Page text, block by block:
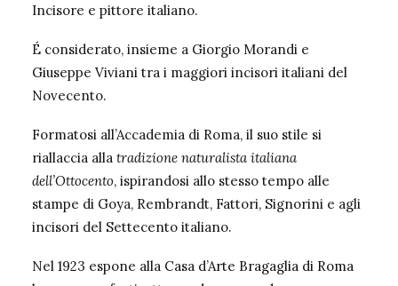
Incisore e pittore italiano.
É considerato, insieme a Giorgio Morandi e
Giuseppe Viviani tra i maggiori incisori italiani del
Novecento.
Formatosi all’Accademia di Roma, il suo stile si
riallaccia alla tradizione naturalista italiana
dell’Ottocento, ispirandosi allo stesso tempo alle
stampe di Goya, Rembrandt, Fattori, Signorini e agli
incisori del Settecento italiano.
Nel 1923 espone alla Casa d’Arte Bragaglia di Roma